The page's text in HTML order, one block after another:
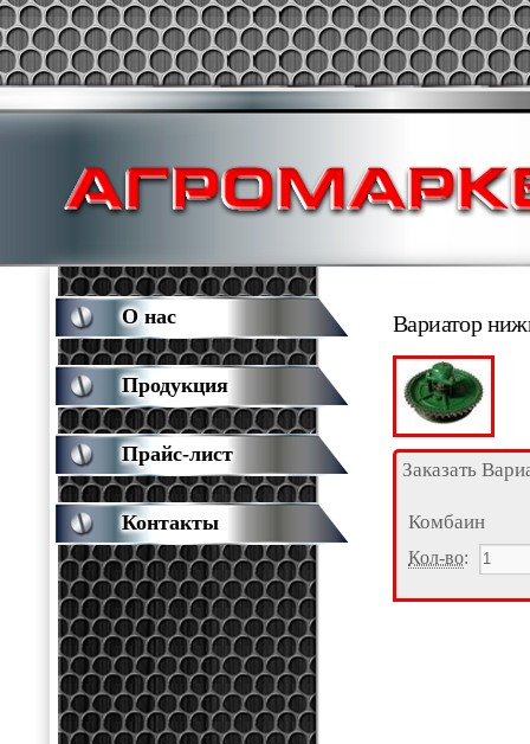
Вариатор
Заказать
Комбаин
Кол-во:
О нас
Продукция
Прайс-лист
Контакты